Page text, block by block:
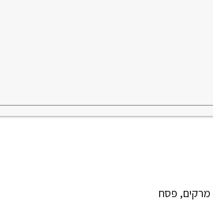
מרקים, פסח